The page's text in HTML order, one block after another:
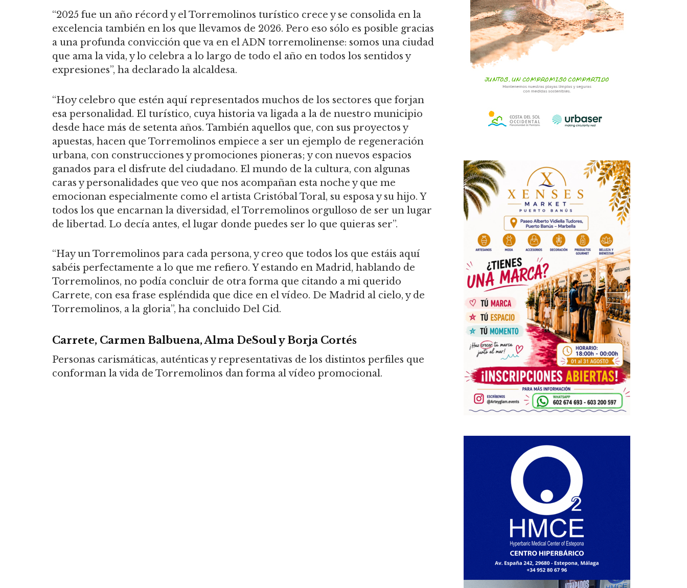
“2025 fue un año récord y el Torremolinos turístico crece y se consolida en la
excelencia también en los que llevamos de 2026. Pero eso sólo es posible gracias
a una profunda convicción que va en el ADN torremolinense: somos una ciudad
que ama la vida, y lo celebra a lo largo de todo el año en todos los sentidos y
expresiones”, ha declarado la alcaldesa.
“Hoy celebro que estén aquí representados muchos de los sectores que forjan
esa personalidad. El turístico, cuya historia va ligada a la de nuestro municipio
desde hace más de setenta años. También aquellos que, con sus proyectos y
apuestas, hacen que Torremolinos empiece a ser un ejemplo de regeneración
urbana, con construcciones y promociones pioneras; y con nuevos espacios
ganados para el disfrute del ciudadano. El mundo de la cultura, con algunas
caras y personalidades que veo que nos acompañan esta noche y que me
emocionan especialmente como el artista Cristóbal Toral, su esposa y su hijo. Y
todos los que encarnan la diversidad, el Torremolinos orgulloso de ser un lugar
de libertad. Lo decía antes, el lugar donde puedes ser lo que quieras ser”.
“Hay un Torremolinos para cada persona, y creo que todos los que estáis aquí
sabéis perfectamente a lo que me refiero. Y estando en Madrid, hablando de
Torremolinos, no podía concluir de otra forma que citando a mi querido
Carrete, con esa frase espléndida que dice en el vídeo. De Madrid al cielo, y de
Torremolinos, a la gloria”, ha concluido Del Cid.
Carrete, Carmen Balbuena, Alma DeSoul y Borja Cortés
Personas carismáticas, auténticas y representativas de los distintos perfiles que
conforman la vida de Torremolinos dan forma al vídeo promocional.